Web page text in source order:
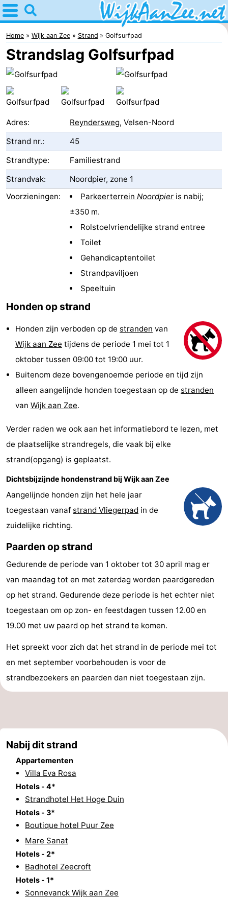
Home
Wijk
aan
Zee
Tips
Voor
kinderen
Overnachten
Appartementen
Campings
Hotels
Vakantiehuizen
doen
Bezienswaardigheden
-
Musea
-
Uitkijkpunten
Attracties
-
Speeltuinen
Binnenspeeltuinen
Wellness
centra
Dorpen
Steden
Sporten
Fietsen
-
Wandelen
Golfbanen
Eten
enEvenementen
Forum
Parkeren
Reisboekenwinkel
Nieuws
Medische
adressen
Regio
Noord-
Holland
Natuur
Home Wijk aan Zee Strand Golfsurfpad
Strandslag Golfsurfpad
Adres: Reyndersweg, Velsen-Noord
Strand nr.:
45
Strandtype:
Familiestrand
Strandvak:
Noordpier, zone 1
Voorzieningen:
ParkeerterreinNoordpier is nabij;
±350 m.
Rolstoelvriendelijke strand entree
Toilet
Gehandicaptentoilet
Strandpaviljoen
Speeltuin
Honden op strand
Honden zijn verboden op de stranden van
Wijk aan Zee tijdens de periode 1 mei tot 1
oktober tussen 09:00 tot 19:00 uur.
Buitenom deze bovengenoemde periode en tijd zijn
alleen aangelijnde honden toegestaan op de stranden
van Wijk aan Zee.
Verder raden we ook aan het informatiebord te lezen, met
de plaatselijke strandregels, die vaak bij elke
strand(opgang) is geplaatst.
Dichtsbijzijnde hondenstrand bij Wijk aan Zee
Aangelijnde honden zijn het hele jaar
toegestaan vanaf strand Vliegerpad in de
zuidelijke richting.
Paarden op strand
Gedurende de periode van 1 oktober tot 30 april mag er
van maandag tot en met zaterdag worden paardgereden
op het strand. Gedurende deze periode is het echter niet
toegestaan om op zon- en feestdagen tussen 12.00 en
19.00 met uw paard op het strand te komen.
Het spreekt voor zich dat het strand in de periode mei tot
en met september voorbehouden is voor de
strandbezoekers en paarden dan niet toegestaan zijn.
Nabij dit strand
Appartementen
Villa Eva Rosa
Hotels - 4*
Strandhotel Het Hoge Duin
Hotels - 3*
Boutique hotel Puur Zee
Mare Sanat
Hotels - 2*
Badhotel Zeecroft
Hotels - 1*
Sonnevanck Wijk aan Zee